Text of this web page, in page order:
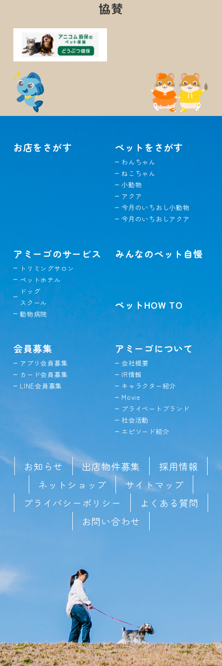
協賛
お店をさがす ペットをさがす
わんちゃん
ねこちゃん
小動物
アクア
今月のいちおし小動物
今月のいちおしアクア
アミーゴのサービス
トリミングサロン
ペットホテル
ドッグ
スクール
動物病院
みんなのペット自慢
ペットHOW TO
会員募集
アプリ会員募集
カード会員募集
LINE会員募集
アミーゴについて
会社概要
IR情報
キャラクター紹介
Movie
プライベートブランド
社会活動
エピソード紹介
お知らせ 出店物件募集
採用情報
ネットショップ
サイトマップ
プライバシーポリシー
よくある質問
お問い合わせ